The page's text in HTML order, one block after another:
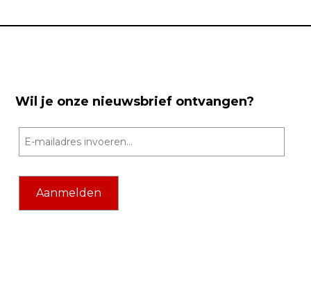
Wil je onze nieuwsbrief ontvangen?